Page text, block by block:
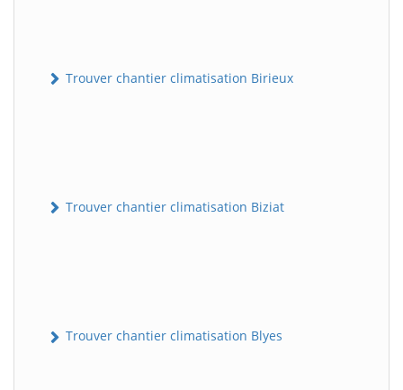
Trouver chantier climatisation Birieux
Trouver chantier climatisation Biziat
Trouver chantier climatisation Blyes